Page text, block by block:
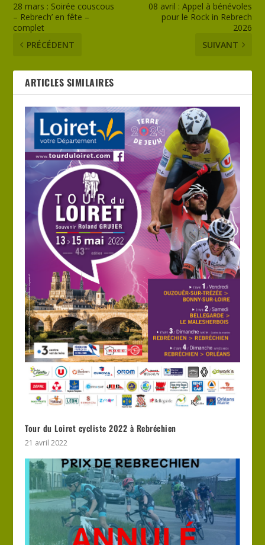
28 mars : Soirée couscous
– Rebrech’ en fête –
complet
PRÉCÉDENT
08 avril : Appel à bénévoles
pour le Rock in Rebrech
2026
SUIVANT
ARTICLES SIMILAIRES
Tour du Loiret cycliste 2022 à Rebréchien
21 avril 2022